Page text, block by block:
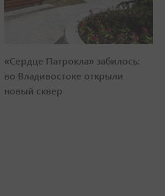
«Сердце Патрокла» забилось:
во Владивостоке открыли
новый сквер